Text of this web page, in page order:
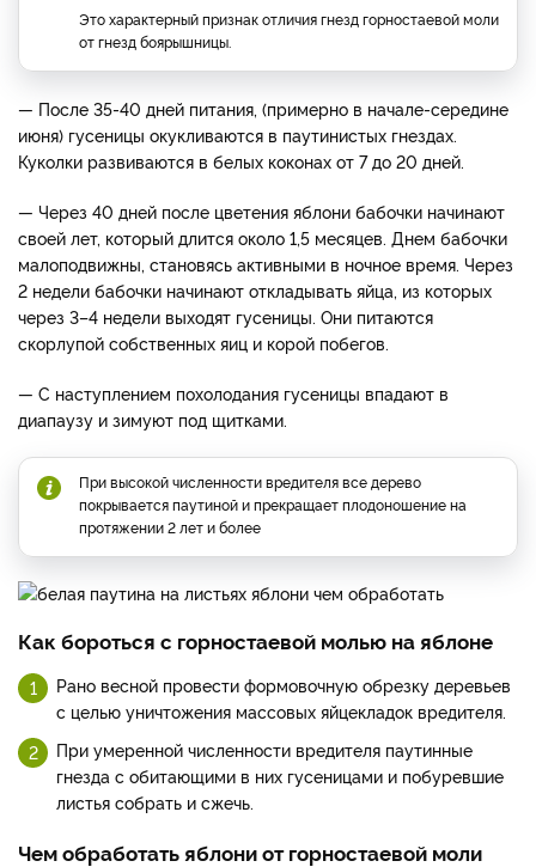
Это характерный признак отличия гнезд горностаевой моли
от гнезд боярышницы.
— После 35-40 дней питания, (примерно в начале-середине
июня) гусеницы окукливаются в паутинистых гнездах.
Куколки развиваются в белых коконах от 7 до 20 дней.
— Через 40 дней после цветения яблони бабочки начинают
своей лет, который длится около 1,5 месяцев. Днем бабочки
малоподвижны, становясь активными в ночное время. Через
2 недели бабочки начинают откладывать яйца, из которых
через 3–4 недели выходят гусеницы. Они питаются
скорлупой собственных яиц и корой побегов.
— С наступлением похолодания гусеницы впадают в
диапаузу и зимуют под щитками.
При высокой численности вредителя все дерево
покрывается паутиной и прекращает плодоношение на
протяжении 2 лет и более
Как бороться с горностаевой молью на яблоне
Рано весной провести формовочную обрезку деревьев
с целью уничтожения массовых яйцекладок вредителя.
При умеренной численности вредителя паутинные
гнезда с обитающими в них гусеницами и побуревшие
листья собрать и сжечь.
Чем обработать яблони от горностаевой моли